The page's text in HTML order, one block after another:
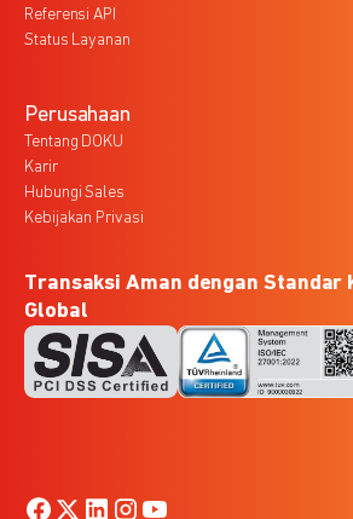
Referensi API
Status Layanan
Perusahaan
Tentang DOKU
Karir
Hubungi Sales
Kebijakan Privasi
Transaksi Aman dengan Standar
Global